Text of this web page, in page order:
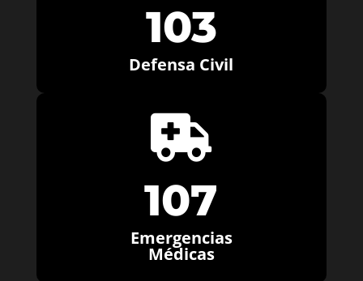
103
Defensa Civil

107
Emergencias
Médicas